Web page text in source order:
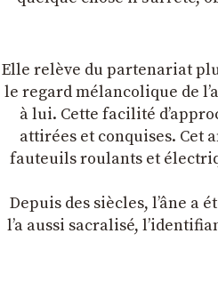
Elle relève du partenariat
le regard mélancolique de
à lui. Cette facilité
attirées et conquises. Cet
fauteuils roulants et
Depuis des siècles, lʼâne a
lʼa aussi sacralisé,